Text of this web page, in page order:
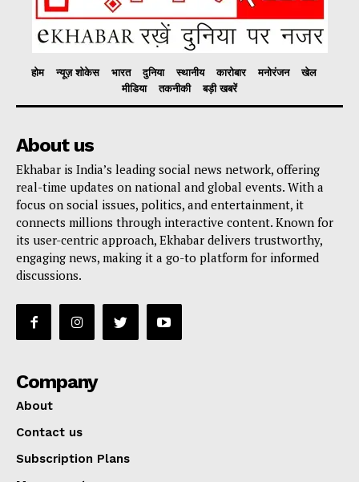
होम न्यूज़ शोकेस भारत दुनिया स्थानीय कारोबार मनोरंजन
खेल
मीडिया
तकनीकी बड़ी खबरें
About us
Ekhabar is India’s leading social news network, offering
real-time updates on national and global events. With a
focus on social issues, politics, and entertainment, it
connects millions through interactive content. Known for
its user-centric approach, Ekhabar delivers trustworthy,
engaging news, making it a go-to platform for informed
discussions.
Company
About
Contact us
Subscription Plans